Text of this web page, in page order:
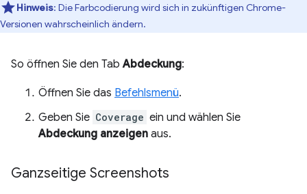
Hinweis: Die Farbcodierung wird sich in zukünftigen Chrome-
Versionen wahrscheinlich ändern.
So öffnen Sie den TabAbdeckung:
Öffnen Sie das Befehlsmenü.
Geben Sie Coverage ein und wählen Sie
Abdeckung anzeigen aus.
Ganzseitige Screenshots